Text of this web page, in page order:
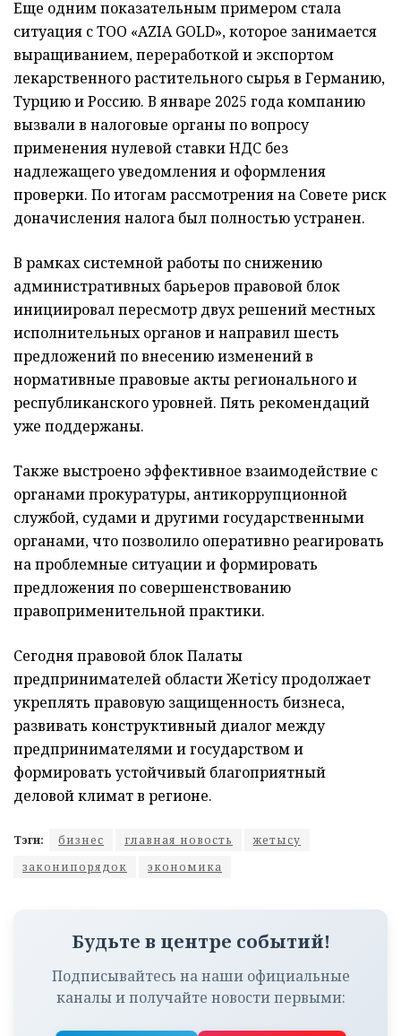
Еще одним показательным примером стала
ситуация с ТОО «AZIA GOLD», которое занимается
выращиванием, переработкой и экспортом
лекарственного растительного сырья в Германию,
Турцию и Россию. В январе 2025 года компанию
вызвали в налоговые органы по вопросу
применения нулевой ставки НДС без
надлежащего уведомления и оформления
проверки. По итогам рассмотрения на Совете риск
доначисления налога был полностью устранен.
В рамках системной работы по снижению
административных барьеров правовой блок
инициировал пересмотр двух решений местных
исполнительных органов и направил шесть
предложений по внесению изменений в
нормативные правовые акты регионального и
республиканского уровней. Пять рекомендаций
уже поддержаны.
Также выстроено эффективное взаимодействие с
органами прокуратуры, антикоррупционной
службой, судами и другими государственными
органами, что позволило оперативно реагировать
на проблемные ситуации и формировать
предложения по совершенствованию
правоприменительной практики.
Сегодня правовой блок Палаты
предпринимателей области Жетісу продолжает
укреплять правовую защищенность бизнеса,
развивать конструктивный диалог между
предпринимателями и государством и
формировать устойчивый благоприятный
деловой климат в регионе.
Тэги: бизнес главная новость
жетысу
законипорядок
экономика
Будьте в центре событий!
Подписывайтесь на наши официальные
каналы и получайте новости первыми: